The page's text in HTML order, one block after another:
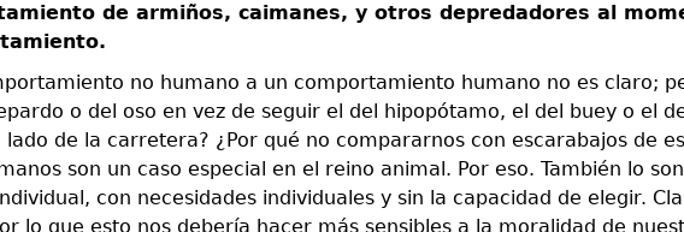
de armiños, caimanes, y otros depredadores al
no humano a un comportamiento humano no es claro;
o del oso en vez de seguir el del hipopótamo, el del buey o el
de la carretera? ¿Por qué no compararnos con escarabajos de
son un caso especial en el reino animal. Por eso. También lo
con necesidades individuales y sin la capacidad de elegir.
lo que esto nos debería hacer más sensibles a la moralidad de